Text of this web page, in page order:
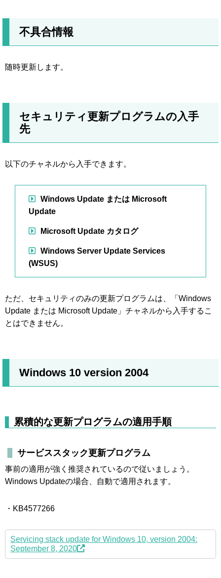
不具合情報
随時更新します。
セキュリティ更新プログラムの入手
先
以下のチャネルから入手できます。
Windows Update または Microsoft
Update
Microsoft Update カタログ
Windows Server Update Services
(WSUS)
ただ、セキュリティのみの更新プログラムは、「Windows
Update または Microsoft Update」チャネルから入手するこ
とはできません。
Windows 10 version 2004
累積的な更新プログラムの適用手順
サービススタック更新プログラム
事前の適用が強く推奨されているので従いましょう。
Windows Updateの場合、自動で適用されます。
・KB4577266
Servicing stack update for Windows 10, version 2004:
September 8, 2020